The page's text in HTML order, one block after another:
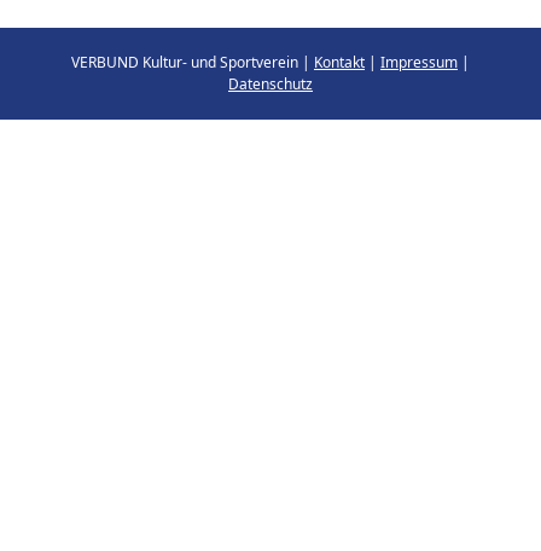
VERBUND Kultur- und Sportverein | Kontakt | Impressum |
Datenschutz